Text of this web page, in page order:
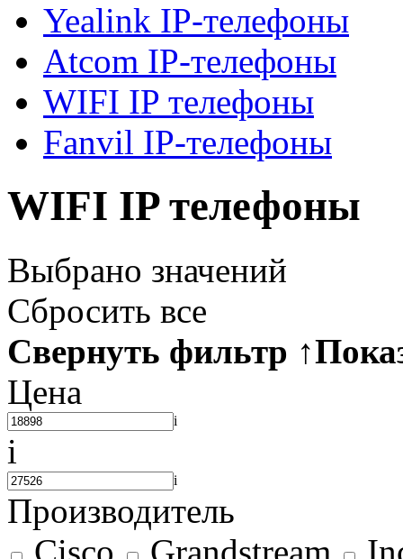
Yealink IP-телефоны
Atcom IP-телефоны
WIFI IP телефоны
Fanvil IP-телефоны
WIFI IP телефоны
Выбрано значений
Сбросить все
Свернуть фильтр ↑
Цена
i
i
i
Производитель
Cisco
Grandstream